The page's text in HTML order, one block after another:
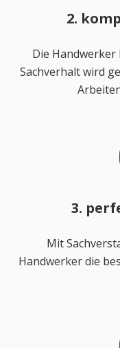
2.
Die
Sachverhalt wird
3.
Mit
Handwerker die